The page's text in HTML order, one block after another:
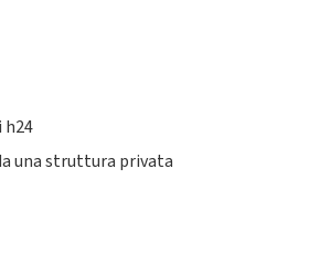
h24
una struttura privata